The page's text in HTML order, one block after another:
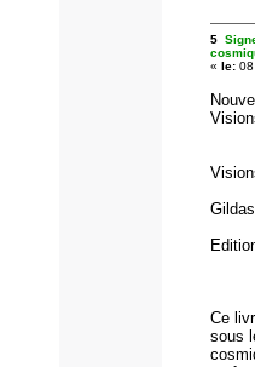
5
« le:
Ce
sous